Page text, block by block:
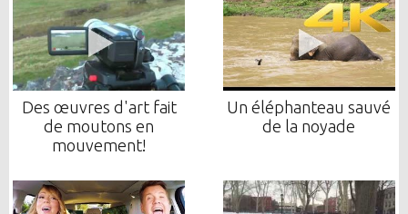
Des œuvres d'art fait
de moutons en
mouvement!
Un éléphanteau sauvé
de la noyade